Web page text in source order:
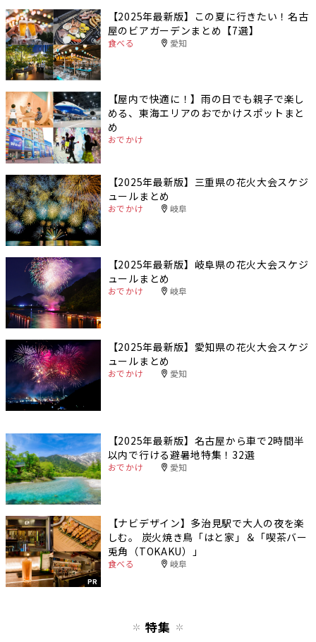
【2025年最新版】この夏に行きたい！名古
屋のビアガーデンまとめ【7選】
食べる 愛知
【屋内で快適に！】雨の日でも親子で楽し
める、東海エリアのおでかけスポットまと
め
おでかけ
【2025年最新版】三重県の花火大会スケジ
ュールまとめ
おでかけ 岐阜
【2025年最新版】岐阜県の花火大会スケジ
ュールまとめ
おでかけ 岐阜
【2025年最新版】愛知県の花火大会スケジ
ュールまとめ
おでかけ 愛知
【2025年最新版】名古屋から車で2時間半
以内で行ける避暑地特集！32選
おでかけ 愛知
PR
【ナビデザイン】多治見駅で大人の夜を楽
しむ。 炭火焼き鳥「はと家」＆「喫茶バー
兎角（TOKAKU）」
食べる 岐阜
特集